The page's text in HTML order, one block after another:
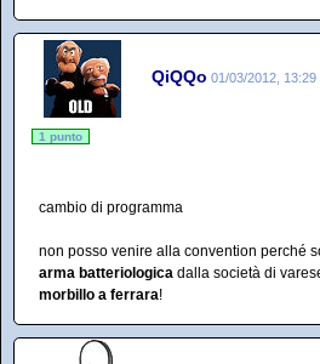
QiQQo 01/03/2012, 13:29
1 punto
cambio di programma
non posso venire alla convention perché
arma batteriologica dalla società di
morbillo a ferrara!